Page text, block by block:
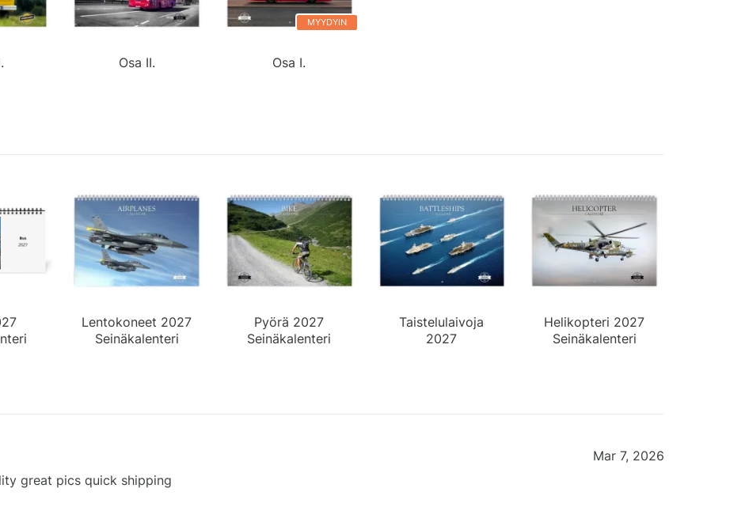
Osa II.
MYYDYIN
Osa I.
Lentokoneet 2027
Seinäkalenteri
Pyörä 2027
Seinäkalenteri
Taistelulaivoja
2027
Helikopteri 2027
Seinäkalenteri
great pics quick shipping
Mar 7, 2026